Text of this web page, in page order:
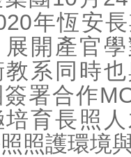
年恆安
開產官
教系同時
署合作
培育長照
照護環境